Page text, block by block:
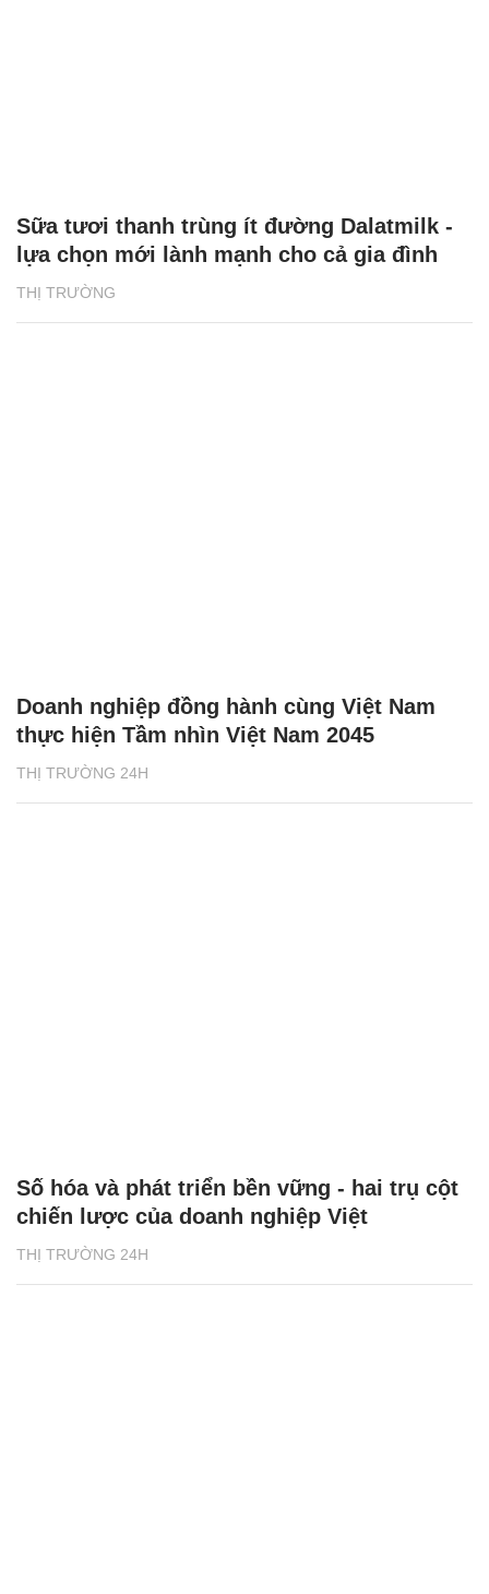
THỊ TRƯỜNG
Sữa tươi thanh trùng ít đường Dalatmilk -
lựa chọn mới lành mạnh cho cả gia đình
THỊ TRƯỜNG 24H
Doanh nghiệp đồng hành cùng Việt Nam
thực hiện Tầm nhìn Việt Nam 2045
THỊ TRƯỜNG 24H
Số hóa và phát triển bền vững - hai trụ cột
chiến lược của doanh nghiệp Việt